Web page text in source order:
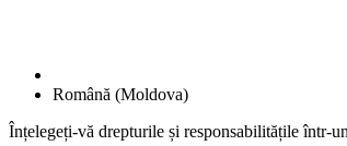
Română (Moldova)
Înțelegeți-vă drepturile și responsabilitățile într-